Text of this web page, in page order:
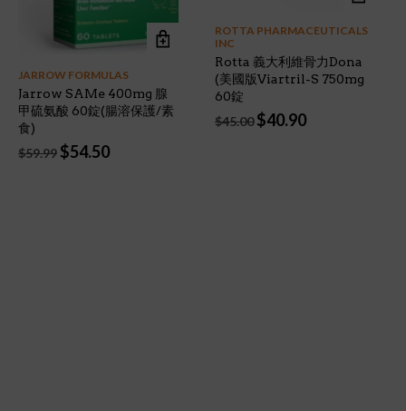
JARROW FORMULAS
Jarrow SAMe 400mg 腺
甲硫氨酸 60錠(腸溶保護/素
食)
$59.99 Original
$54.50Current
ROTTA PHARMACEUTICALS
INC
Rotta 義大利維骨力Dona
(美國版Viartril-S 750mg
60錠
$45.00 Original
$40.90Current